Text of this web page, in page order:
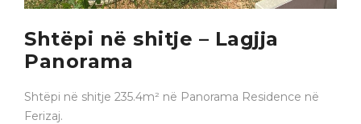
Shtëpi në shitje – Lagjja
Panorama
Shtëpi në shitje 235.4m² në Panorama Residence në
Ferizaj.